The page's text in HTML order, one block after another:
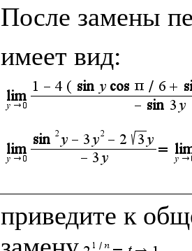
После замены
имеет вид:
приведите к